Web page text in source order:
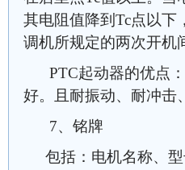
其电阻值降到Tc点以下
调机所规定的两次开机
PTC起动器的优点
好。且耐振动、耐冲击
7、铭牌
包括：电机名称、